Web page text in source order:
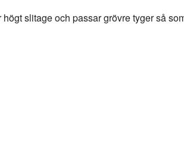
slitage och passar grövre tyger så